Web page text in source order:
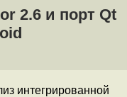
2.6 и порт Qt
интегрированной